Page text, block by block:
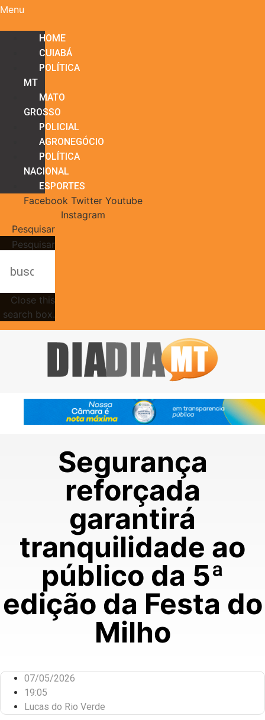
Menu
HOME
CUIABÁ
POLÍTICA
MT
MATO
GROSSO
POLICIAL
AGRONEGÓCIO
POLÍTICA
NACIONAL
ESPORTES
Facebook Twitter Youtube
Instagram
Pesquisar
Pesquisar
Close this
search box.
Segurança
reforçada
garantirá
tranquilidade ao
público da 5ª
edição da Festa do
Milho
07/05/2026
19:05
Lucas do Rio Verde